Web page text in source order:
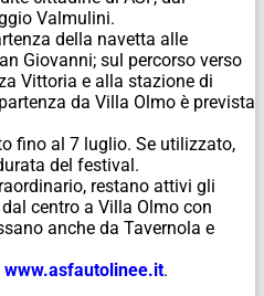
Valmulini.
della navetta alle
Giovanni; sul percorso verso
Vittoria e alla stazione di
da Villa Olmo è prevista
fino al 7 luglio. Se utilizzato,
del festival.
restano attivi gli
centro a Villa Olmo con
anche da Tavernola e
www.asfautolinee.it.